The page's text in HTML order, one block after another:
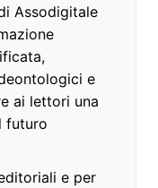
Assodigitale
e
ai lettori una
futuro
e per